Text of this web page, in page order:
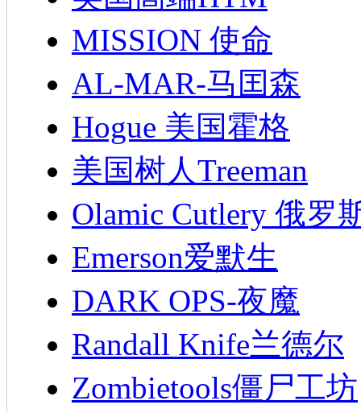
MISSION 使命
AL-MAR-马囯森
Hogue 美国霍格
美国树人Treeman
Olamic Cutlery 俄罗
Emerson爱默生
DARK OPS-夜魔
Randall Knife兰德尔
Zombietools僵尸工坊